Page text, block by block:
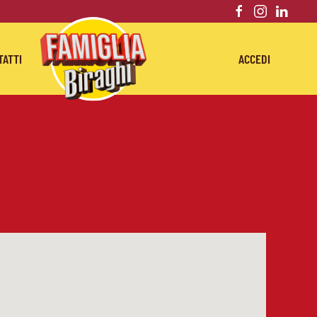
ACCEDI